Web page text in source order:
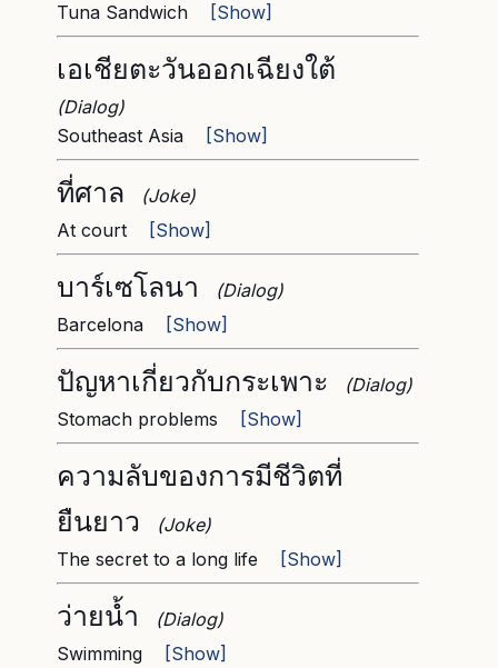
Tuna Sandwich
[Show]
เอเชียตะวันออกเฉียงใต้
(Dialog)
Southeast Asia
[Show]
ที่ศาล
(Joke)
At court
[Show]
บาร์เซโลนา
(Dialog)
Barcelona
[Show]
ปัญหาเกี่ยวกับกระเพาะ
(Dialog)
Stomach problems
[Show]
ความลับของการมีชีวิตที่
ยืนยาว
(Joke)
The secret to a long life
[Show]
ว่ายน้ำ
(Dialog)
Swimming
[Show]